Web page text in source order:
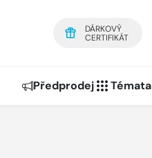
DÁRKOVÝ
CERTIFIKÁT
Předprodej Témata